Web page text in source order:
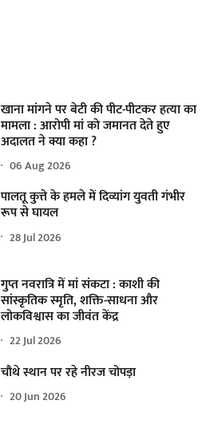
खाना मांगने पर बेटी की पीट-पीटकर हत्या का
मामला : आरोपी मां को जमानत देते हुए
अदालत ने क्या कहा ?
06 Aug 2026
पालतू कुत्ते के हमले में दिव्यांग युवती गंभीर
रूप से घायल
28 Jul 2026
गुप्त नवरात्रि में मां संकटा : काशी की
सांस्कृतिक स्मृति, शक्ति-साधना और
लोकविश्वास का जीवंत केंद्र
22 Jul 2026
चौथे स्थान पर रहे नीरज चोपड़ा
20 Jun 2026